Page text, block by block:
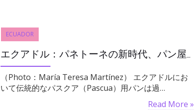
ECUADOR
エクアドル：パネトーネの新時代、パン屋および食品業界の革新
（Photo：María Teresa Martínez） エクアドルにお
いて伝統的なパスクア（Pascua）用パンは過…
Read More »